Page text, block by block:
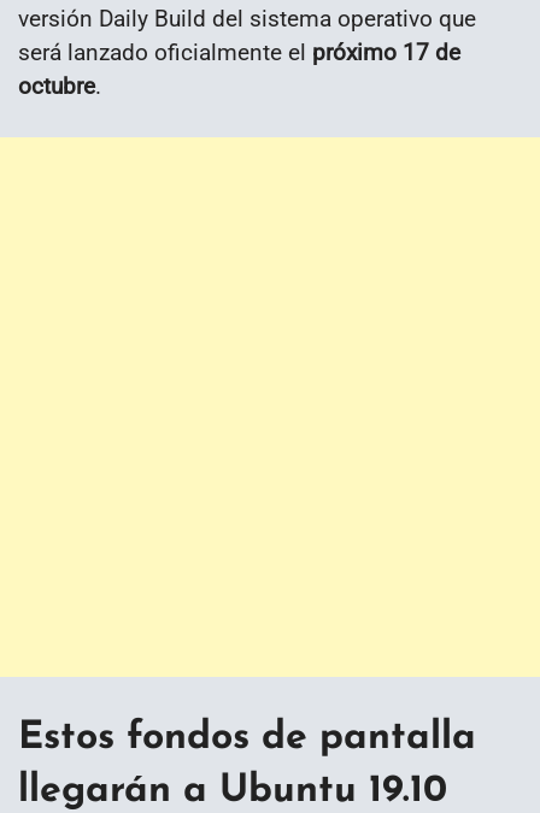
versión Daily Build del sistema operativo que
será lanzado oficialmente el próximo 17 de
octubre.
Estos fondos de pantalla
llegarán a Ubuntu 19.10